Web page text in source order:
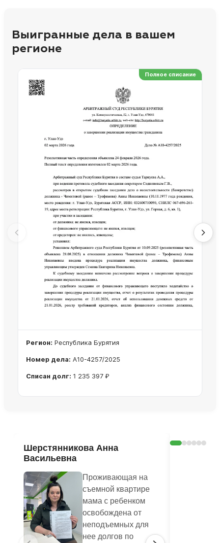
Выигранные дела в вашем
регионе
Полное списание
Регион: Республика Бурятия
Номер дела: А10-4257/2025
Списан долг: 1 235 397 ₽
Шерстянникова Анна
Васильевна
Проживающая на
съемной квартире
мама с ребенком
освобождена от
неподъемных для
нее долгов по